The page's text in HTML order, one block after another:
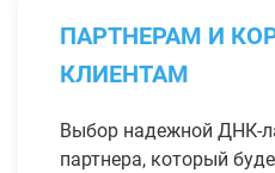
ПАРТНЕРАМ И
КЛИЕНТАМ
Выбор надежной ДНК-
партнера, который